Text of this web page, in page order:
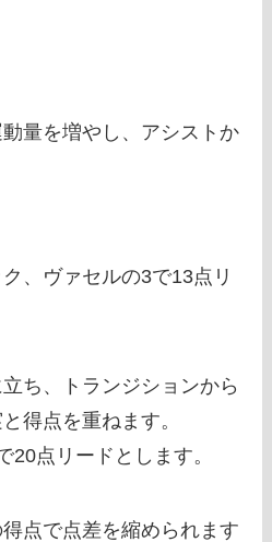
量を増やし、アシストか
、ヴァセルの3で13点リ
ち、トランジションから
得点を重ねます。
20点リードとします。
点で点差を縮められます